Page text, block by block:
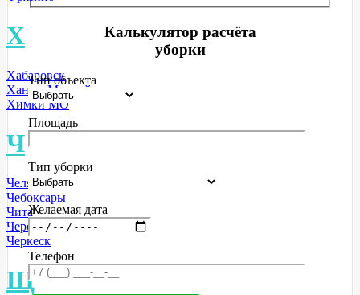
Х
Хабаровск
Ханты-Мансийск
Химки МО
Ч
Челябинск
Чебоксары
Чита
Череповец
Черкеск
Щ
Калькулятор расчёта
уборки
Тип объекта
Площадь
Тип уборки
Желаемая дата
Телефон